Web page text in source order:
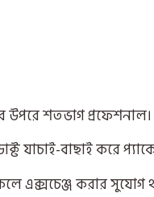
উপরে শতভাগ প্রফেশনাল।
যাচাই-বাছাই করে
এক্সচেঞ্জ করার সুযোগ